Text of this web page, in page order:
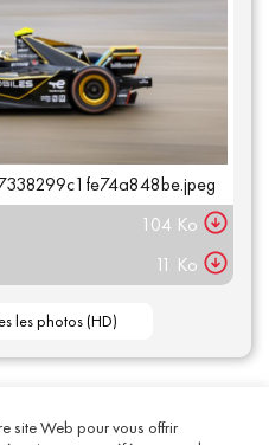
104 Ko
11 Ko
acommauto
site Web pour vous offrir